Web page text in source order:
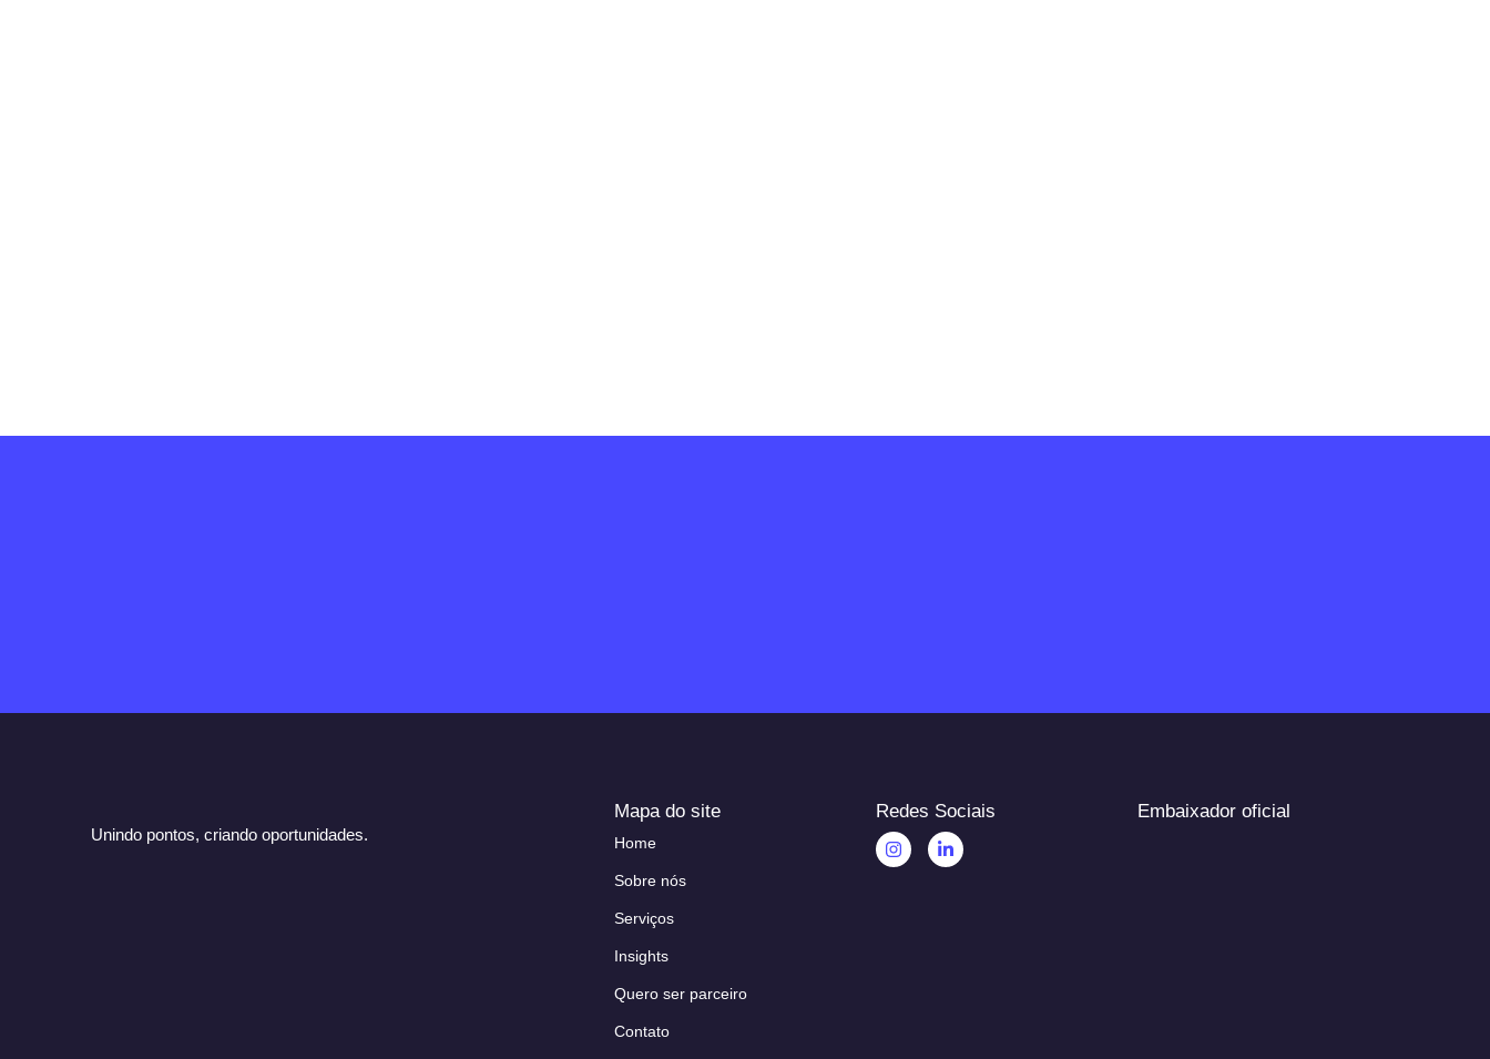
Unindo pontos, criando oportunidades.
Mapa do site
Home
Sobre nós
Serviços
Insights
Quero ser parceiro
Contato
Redes Sociais Embaixador oficial